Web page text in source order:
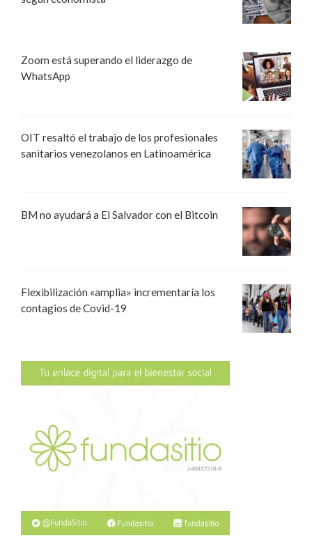
Zoom está superando el liderazgo de
WhatsApp
OIT resaltó el trabajo de los profesionales
sanitarios venezolanos en Latinoamérica
BM no ayudará a El Salvador con el Bitcoin
Flexibilización «amplia» incrementaría los
contagios de Covid-19